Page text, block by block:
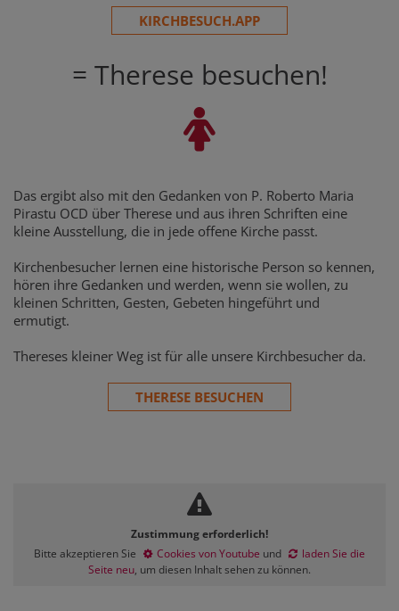
KIRCHBESUCH.APP
= Therese besuchen!
Das ergibt also mit den Gedanken von P. Roberto Maria
Pirastu OCD über Therese und aus ihren Schriften eine
kleine Ausstellung, die in jede offene Kirche passt.
Kirchenbesucher lernen eine historische Person so kennen,
hören ihre Gedanken und werden, wenn sie wollen, zu
kleinen Schritten, Gesten, Gebeten hingeführt und
ermutigt.
Thereses kleiner Weg ist für alle unsere Kirchbesucher da.
THERESE BESUCHEN
Zustimmung erforderlich!
Bitte akzeptieren Sie
Cookies von Youtube und
laden Sie die
Seite neu, um diesen Inhalt sehen zu können.